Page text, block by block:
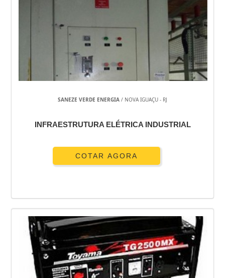
SANEZE VERDE ENERGIA / NOVA IGUAÇU - RJ
INFRAESTRUTURA ELÉTRICA INDUSTRIAL
COTAR AGORA